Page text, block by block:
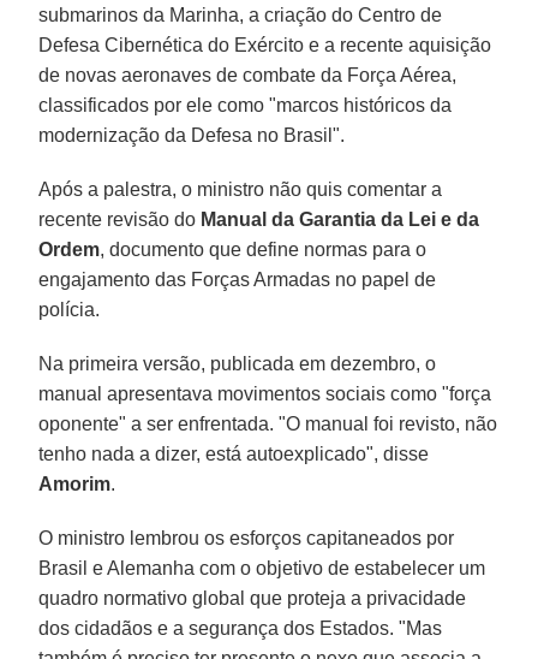
submarinos da Marinha, a criação do Centro de
Defesa Cibernética do Exército e a recente aquisição
de novas aeronaves de combate da Força Aérea,
classificados por ele como "marcos históricos da
modernização da Defesa no Brasil".
Após a palestra, o ministro não quis comentar a
recente revisão do Manual da Garantia da Lei e da
Ordem, documento que define normas para o
engajamento das Forças Armadas no papel de
polícia.
Na primeira versão, publicada em dezembro, o
manual apresentava movimentos sociais como "força
oponente" a ser enfrentada. "O manual foi revisto, não
tenho nada a dizer, está autoexplicado", disse
Amorim.
O ministro lembrou os esforços capitaneados por
Brasil e Alemanha com o objetivo de estabelecer um
quadro normativo global que proteja a privacidade
dos cidadãos e a segurança dos Estados. "Mas